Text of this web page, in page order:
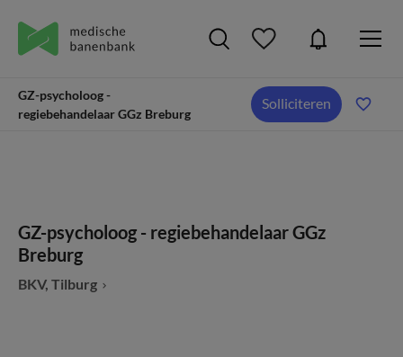
GZ-psycholoog -
regiebehandelaar GGz Breburg
Solliciteren
GZ-psycholoog - regiebehandelaar GGz
Breburg
BKV, Tilburg